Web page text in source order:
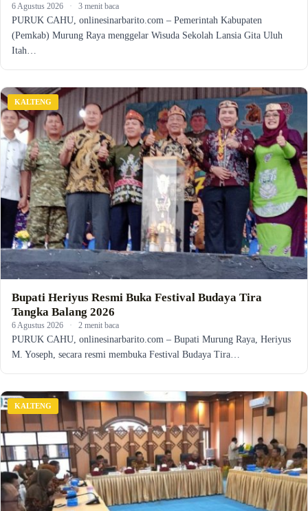
6 Agustus 2026 · 3 menit baca
PURUK CAHU, onlinesinarbarito.com – Pemerintah Kabupaten
(Pemkab) Murung Raya menggelar Wisuda Sekolah Lansia Gita Uluh
Itah…
KALTENG
Bupati Heriyus Resmi Buka Festival Budaya Tira
Tangka Balang 2026
6 Agustus 2026 · 2 menit baca
PURUK CAHU, onlinesinarbarito.com – Bupati Murung Raya, Heriyus
M. Yoseph, secara resmi membuka Festival Budaya Tira…
KALTENG